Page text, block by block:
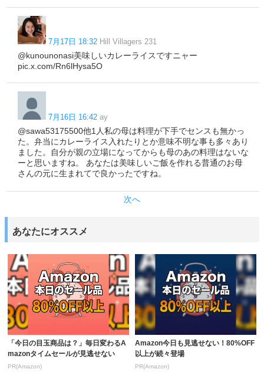
7月17日 18:32 Hill Villagers 231
@kunounonasi美味しいカレーライスですニャー
pic.x.com/Rn6lHysa5O
7月16日 16:42 ay
@sawa53175500他1人私の母は料理が下手でセンスも無かっ
た。弁当にカレーライス入れたりとか意味不明な事も多々あり
ました。自分が親の立場になってからも母のあの料理はないな
ーと思いますね。 あなたは美味しいご飯を作れる普通のお母
さんの元に生まれてで良かったですね。
次へ
あなたにオススメ
「今日の目玉商品は？」毎日変わるA
mazonタイムセールが見逃せない
PR(Amazon)
Amazon今日も見逃せない！80%OFF
以上が続々登場
PR(Amazon)